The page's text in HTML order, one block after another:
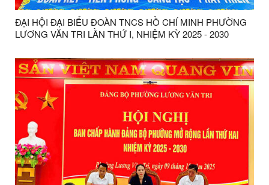
ĐẠI HỘI ĐẠI BIỂU ĐOÀN TNCS HỒ CHÍ MINH PHƯỜNG
LƯƠNG VĂN TRI LẦN THỨ I, NHIỆM KỲ 2025 - 2030